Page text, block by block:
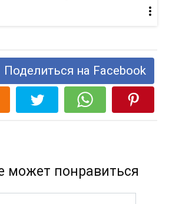
Поделиться на Facebook
может понравиться